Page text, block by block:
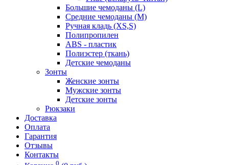
Большие чемоданы (L)
Средние чемоданы (M)
Ручная кладь (XS,S)
Полипропилен
ABS - пластик
Полиэстер (ткань)
Детские чемоданы
Зонты
Женские зонты
Мужские зонты
Детские зонты
Рюкзаки
Доставка
Оплата
Гарантия
Отзывы
Контакты
0